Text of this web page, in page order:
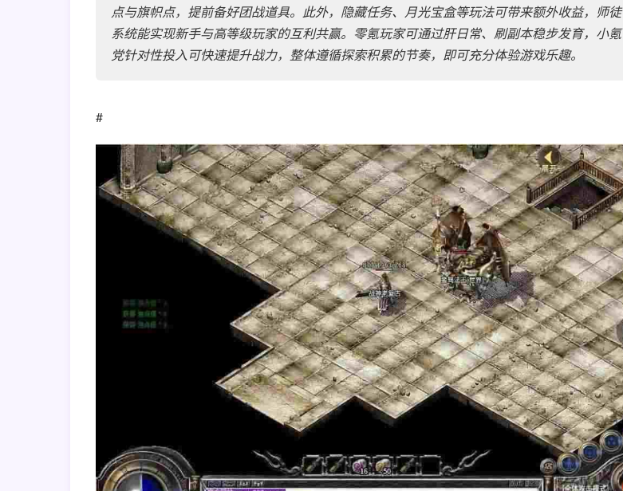
点与旗帜点，提前备好团战道具。此外，隐藏任务、月光宝盒等玩法可带来额外收益，师徒
系统能实现新手与高等级玩家的互利共赢。零氪玩家可通过肝日常、刷副本稳步发育，小氪
党针对性投入可快速提升战力，整体遵循探索积累的节奏，即可充分体验游戏乐趣。
#